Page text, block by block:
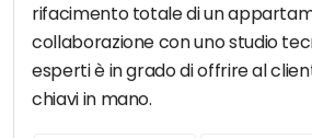
rifacimento totale di un
collaborazione con uno studio
esperti è in grado di offrire al
chiavi in mano.